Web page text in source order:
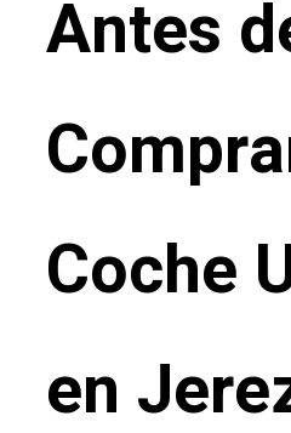
Antes
Coche
en